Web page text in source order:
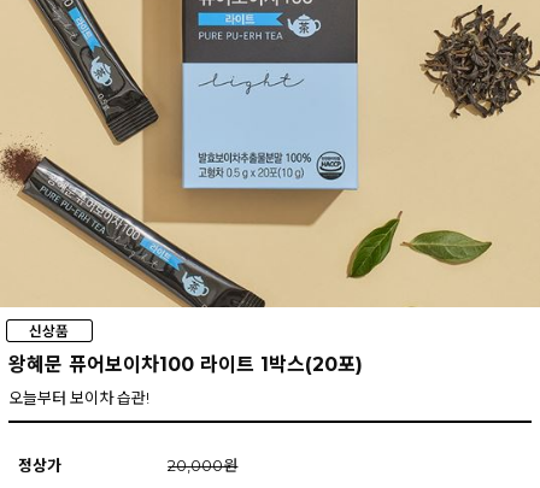
왕혜문 퓨어보이차100 라이트 1박스(20포)
오늘부터 보이차 습관!
정상가
20,000원